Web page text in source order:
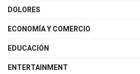
DOLORES
ECONOMÍA Y COMERCIO
EDUCACIÓN
ENTERTAINMENT